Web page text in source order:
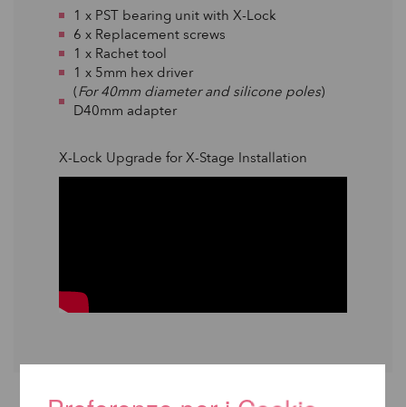
1 x PST bearing unit with X-Lock
6 x Replacement screws
1 x Rachet tool
1 x 5mm hex driver
(For 40mm diameter and silicone poles)
D40mm adapter
X-Lock Upgrade for X-Stage Installation